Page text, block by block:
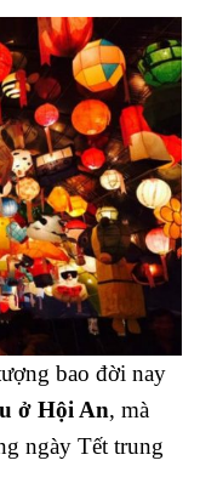
bao đời nay
ở Hội An, mà
ngày Tết trung